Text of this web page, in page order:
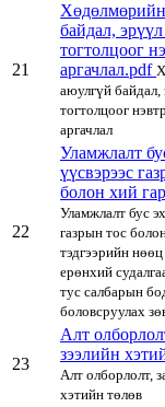
21
байдал,
тогтолцоог
аргачлал.pdf
аюулгүй байдал,
тогтолцоог
аргачлал
22
Уламжлалт
үүсвэрээс
болон хий
Уламжлалт бус
газрын тос
тэдгээрийн
ерөнхий
тус салбарын
боловсруулах
23
Алт
зээлийн
Алт олборлолт,
хэтийн төлөв